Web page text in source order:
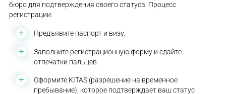
бюро для подтверждения своего статуса. Процесс
регистрации:
Предъявите паспорт и визу.
Заполните регистрационную форму и сдайте
отпечатки пальцев.
Оформите KITAS (разрешение на временное
пребывание), которое подтверждает ваш статус